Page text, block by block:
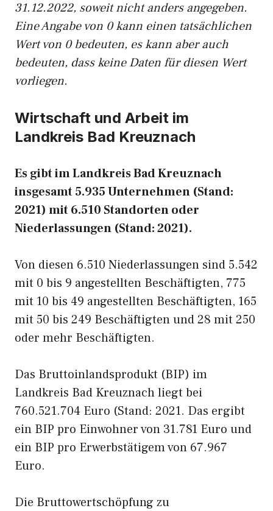
31.12.2022, soweit nicht anders angegeben.
Eine Angabe von 0 kann einen tatsächlichen
Wert von 0 bedeuten, es kann aber auch
bedeuten, dass keine Daten für diesen Wert
vorliegen.
Wirtschaft und Arbeit im
Landkreis Bad Kreuznach
Es gibt im Landkreis Bad Kreuznach
insgesamt 5.935 Unternehmen (Stand:
2021) mit 6.510 Standorten oder
Niederlassungen (Stand: 2021).
Von diesen 6.510 Niederlassungen sind 5.542
mit 0 bis 9 angestellten Beschäftigten, 775
mit 10 bis 49 angestellten Beschäftigten, 165
mit 50 bis 249 Beschäftigten und 28 mit 250
oder mehr Beschäftigten.
Das Bruttoinlandsprodukt (BIP) im
Landkreis Bad Kreuznach liegt bei
760.521.704 Euro (Stand: 2021. Das ergibt
ein BIP pro Einwohner von 31.781 Euro und
ein BIP pro Erwerbstätigem von 67.967
Euro.
Die Bruttowertschöpfung zu